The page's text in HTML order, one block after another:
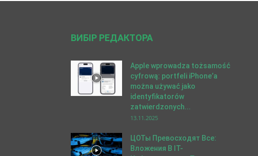
ВИБІР РЕДАКТОРА
Apple wprowadza tożsamość
cyfrową: portfeli iPhone’a
można używać jako
identyfikatorów
zatwierdzonych...
13.11.2025
ЦОТы Превосходят Все:
Вложения В IT-